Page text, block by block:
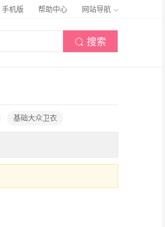
手机版 帮助中心 网站导航
 搜索
基础大众卫衣